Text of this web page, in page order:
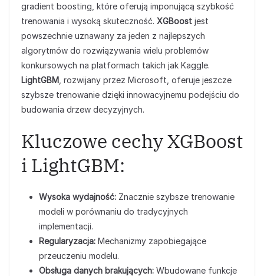
gradient boosting, które oferują imponującą szybkość
trenowania i wysoką skuteczność. XGBoost jest
powszechnie uznawany za jeden z najlepszych
algorytmów do rozwiązywania wielu problemów
konkursowych na platformach takich jak Kaggle.
LightGBM , rozwijany przez Microsoft, oferuje jeszcze
szybsze trenowanie dzięki innowacyjnemu podejściu do
budowania drzew decyzyjnych.
Kluczowe cechy XGBoost
i LightGBM:
Wysoka wydajność: Znacznie szybsze trenowanie
modeli w porównaniu do tradycyjnych
implementacji.
Regularyzacja: Mechanizmy zapobiegające
przeuczeniu modelu.
Obsługa danych brakujących: Wbudowane funkcje